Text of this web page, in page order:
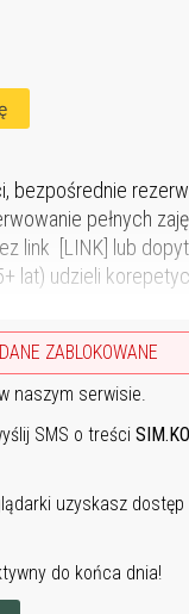
bezpośrednie
pełnych
link [LINK] lub
lat) udzieli
DANE ZABLOKOWANE
naszym serwisie.
SMS o treści
uzyskasz
do końca dnia!